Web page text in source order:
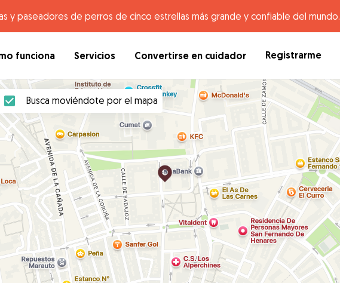
y paseadores de perros de cinco estrellas más grande y confiable del mundo.
funciona Servicios Convertirse en cuidador Registrarme
Busca moviéndote por el mapa